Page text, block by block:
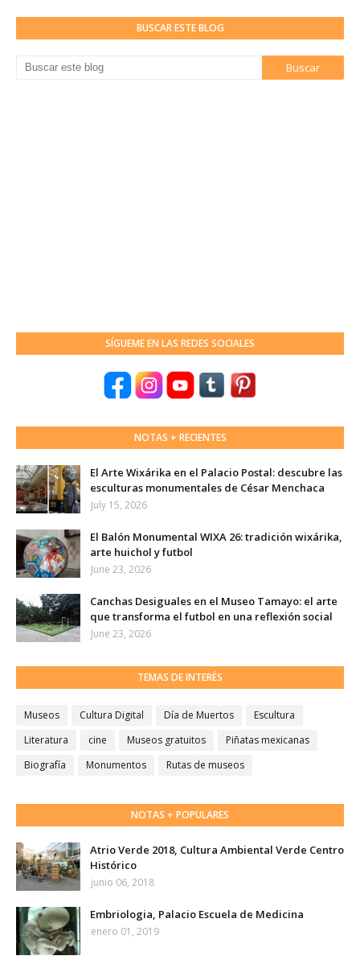
BUSCAR ESTE BLOG
SÍGUEME EN LAS REDES SOCIALES
NOTAS + RECIENTES
El Arte Wixárika en el Palacio Postal: descubre las
esculturas monumentales de César Menchaca
July 15, 2026
El Balón Monumental WIXA 26: tradición wixárika,
arte huichol y futbol
June 23, 2026
Canchas Desiguales en el Museo Tamayo: el arte
que transforma el futbol en una reflexión social
June 23, 2026
TEMAS DE INTERÉS
Museos Cultura Digital Día de Muertos
Escultura
Literatura
cine Museos gratuitos
Piñatas mexicanas
Biografía
Monumentos Rutas de museos
NOTAS + POPULARES
Atrio Verde 2018, Cultura Ambiental Verde Centro
Histórico
junio 06, 2018
Embriologia, Palacio Escuela de Medicina
enero 01, 2019